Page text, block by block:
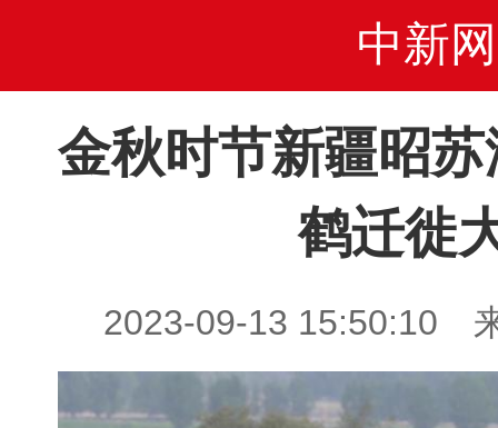
中新网
金秋时节新疆昭
鹤迁徙
2023-09-13 15:50:10